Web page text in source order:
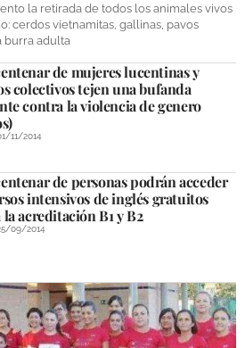
la retirada de todos los animales vivos
cerdos vietnamitas, gallinas, pavos
burra adulta
de mujeres lucentinas y
colectivos tejen una bufanda
contra la violencia de genero
11/2014
de personas podrán acceder
intensivos de inglés gratuitos
la acreditación B1 y B2
09/2014